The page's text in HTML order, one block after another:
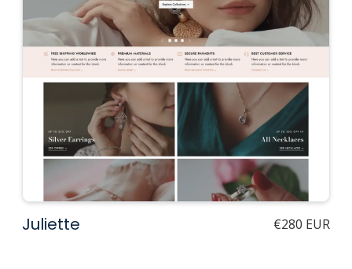
Juliette €280 EUR